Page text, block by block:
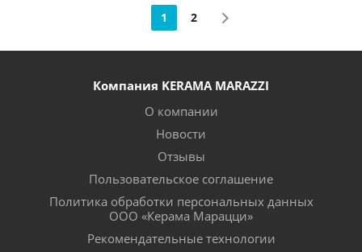
1 2
Компания KERAMA MARAZZI
О компании
Новости
Отзывы
Пользовательское соглашение
Политика обработки персональных данных
ООО «Керама Марацци»
Рекомендательные технологии